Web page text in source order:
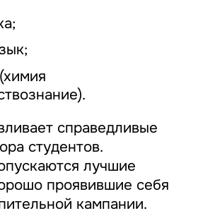
справедливые
студентов.
лучшие
проявившие себя
кампании.